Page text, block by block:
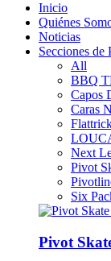
Inicio
Quiénes
Noticias
Secciones de
All
BBQ
Capos
Caras
Next
Pivot
Six
Pivot